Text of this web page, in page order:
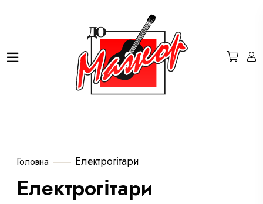
Головна Електрогітари
Електрогітари